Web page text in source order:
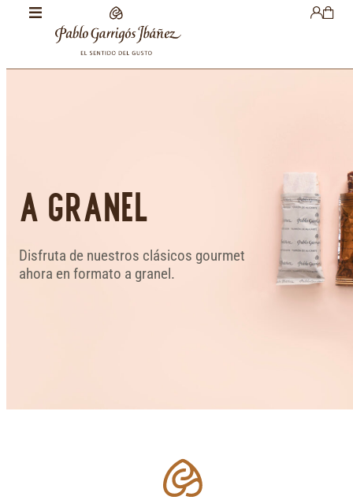
A GRANEL
Disfruta de nuestros clásicos gourmet
ahora en formato a granel.